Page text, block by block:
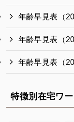
年齢早見表（
年齢早見表（
年齢早見表（
特徴別在宅ワー